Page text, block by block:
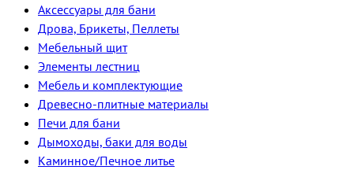
Аксессуары для бани
Дрова, Брикеты, Пеллеты
Мебельный щит
Элементы лестниц
Мебель и комплектующие
Древесно-плитные материалы
Печи для бани
Дымоходы, баки для воды
Каминное/Печное литье